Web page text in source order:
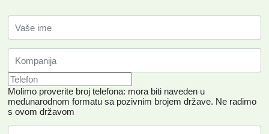
Molimo proverite broj telefona: mora biti naveden u
međunarodnom formatu sa pozivnim brojem države. Ne radimo
s ovom državom